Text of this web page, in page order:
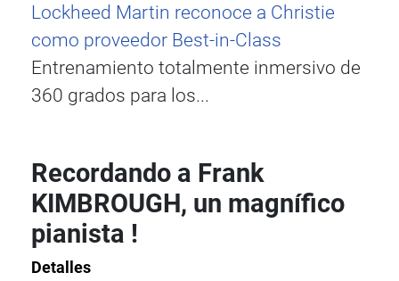
Lockheed Martin reconoce a Christie
como proveedor Best-in-Class
Entrenamiento totalmente inmersivo de
360 grados para los...
Recordando a Frank
KIMBROUGH, un magnífico
pianista !
Detalles